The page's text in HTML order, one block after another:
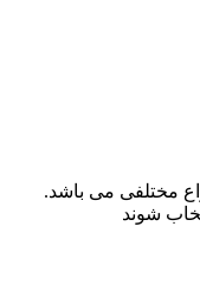
مختلفی می باشد.
شوند